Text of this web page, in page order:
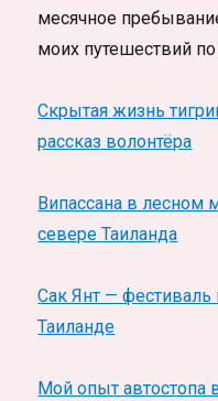
месячное
моих путешествий по
Скрытая жизнь
рассказ волонтёра
Випассана в лесном
севере Таиланда
Сак Янт — фестиваль
Таиланде
Мой опыт автостопа